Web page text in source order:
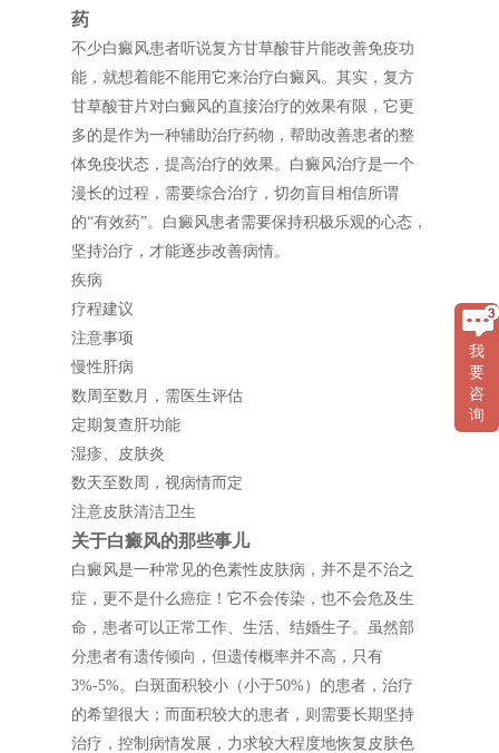
药
不少白癜风患者听说复方甘草酸苷片能改善免疫功
能，就想着能不能用它来治疗白癜风。其实，复方
甘草酸苷片对白癜风的直接治疗的效果有限，它更
多的是作为一种辅助治疗药物，帮助改善患者的整
体免疫状态，提高治疗的效果。白癜风治疗是一个
漫长的过程，需要综合治疗，切勿盲目相信所谓
的“有效药”。白癜风患者需要保持积极乐观的心态，
坚持治疗，才能逐步改善病情。
疾病
疗程建议
注意事项
慢性肝病
数周至数月，需医生评估
定期复查肝功能
湿疹、皮肤炎
数天至数周，视病情而定
注意皮肤清洁卫生
关于白癜风的那些事儿
白癜风是一种常见的色素性皮肤病，并不是不治之
症，更不是什么癌症！它不会传染，也不会危及生
命，患者可以正常工作、生活、结婚生子。虽然部
分患者有遗传倾向，但遗传概率并不高，只有
3%-5%。白斑面积较小（小于50%）的患者，治疗
的希望很大；而面积较大的患者，则需要长期坚持
治疗，控制病情发展，力求较大程度地恢复皮肤色
我
要
咨
询